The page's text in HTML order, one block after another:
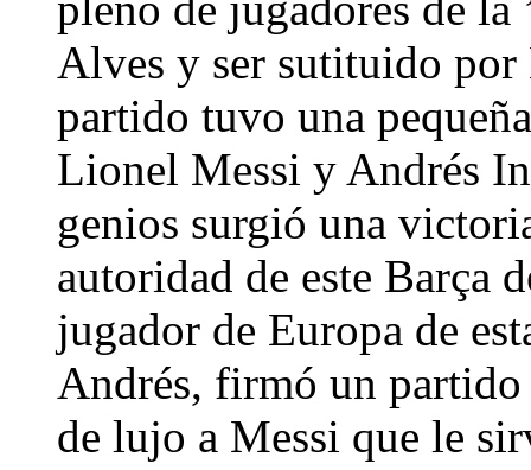
Alves y ser sutituido
partido tuvo una
Lionel Messi y Andrés
genios surgió una
autoridad de este Barça
jugador de Europa de
Andrés, firmó un partido
de lujo a Messi que le